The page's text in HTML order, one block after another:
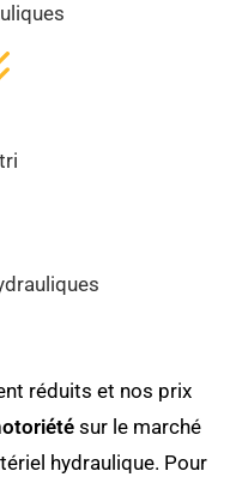
réduits et nos prix
sur le marché
hydraulique. Pour